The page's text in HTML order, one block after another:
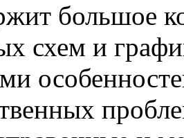
большое
схем и